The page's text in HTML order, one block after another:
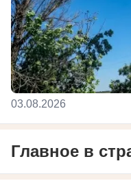
03.08.2026
Главное в